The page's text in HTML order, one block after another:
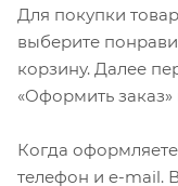
Для покупки
выберите
корзину. Далее
«Оформить заказ»
Когда
телефон и e-mail.